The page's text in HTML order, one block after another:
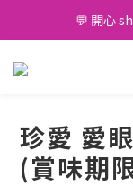
💬 開心
珍愛 愛
(賞味期